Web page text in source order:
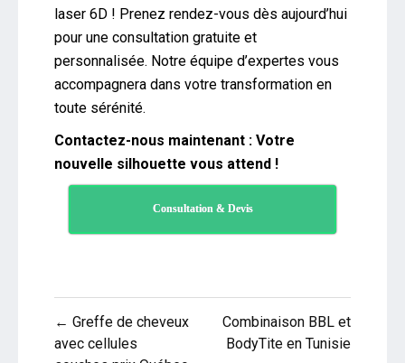
laser 6D ! Prenez rendez-vous dès aujourd’hui
pour une consultation gratuite et
personnalisée. Notre équipe d’expertes vous
accompagnera dans votre transformation en
toute sérénité.
Contactez-nous maintenant : Votre
nouvelle silhouette vous attend !
Consultation & Devis
Navigation
de
← Greffe de cheveux
avec cellules
Combinaison BBL et
BodyTite en Tunisie